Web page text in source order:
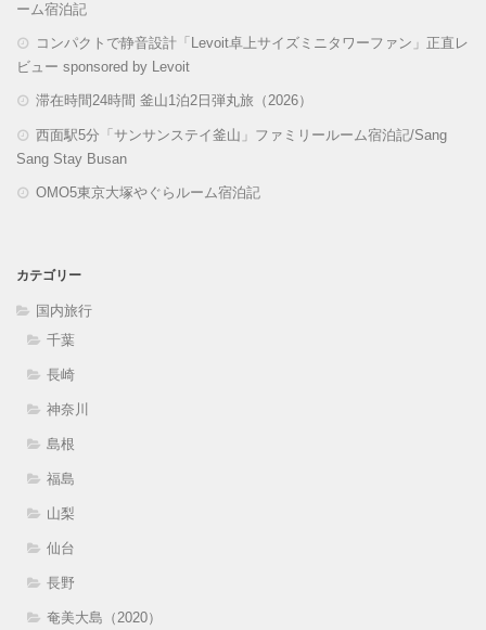
ーム宿泊記
コンパクトで静音設計「Levoit卓上サイズミニタワーファン」正直レ
ビュー sponsored by Levoit
滞在時間24時間 釜山1泊2日弾丸旅（2026）
西面駅5分「サンサンステイ釜山」ファミリールーム宿泊記/Sang
Sang Stay Busan
OMO5東京大塚やぐらルーム宿泊記
カテゴリー
国内旅行
千葉
長崎
神奈川
島根
福島
山梨
仙台
長野
奄美大島（2020）